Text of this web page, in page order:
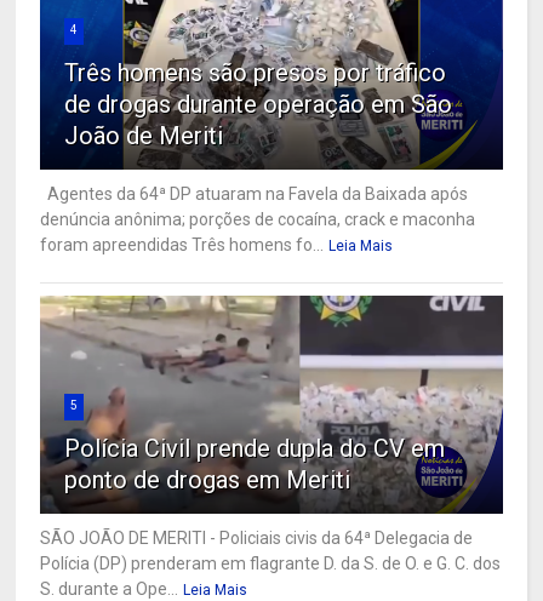
4
Três homens são presos por tráfico
de drogas durante operação em São
João de Meriti
Agentes da 64ª DP atuaram na Favela da Baixada após
denúncia anônima; porções de cocaína, crack e maconha
foram apreendidas Três homens fo... Leia Mais
5
Polícia Civil prende dupla do CV em
ponto de drogas em Meriti
SÃO JOÃO DE MERITI - Policiais civis da 64ª Delegacia de
Polícia (DP) prenderam em flagrante D. da S. de O. e G. C. dos
S. durante a Ope... Leia Mais